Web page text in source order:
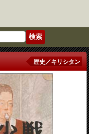
歴史／キリシタン